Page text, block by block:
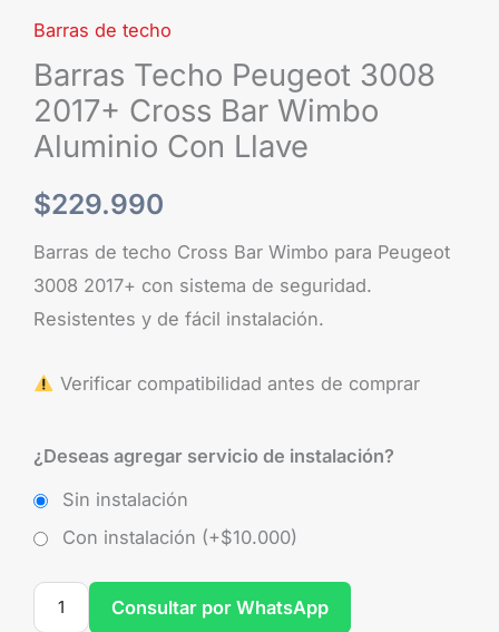
Barras de techo
Barras Techo Peugeot 3008
2017+ Cross Bar Wimbo
Aluminio Con Llave
$229.990
Barras de techo Cross Bar Wimbo para Peugeot
3008 2017+ con sistema de seguridad.
Resistentes y de fácil instalación.
Verificar compatibilidad antes de comprar
¿Deseas agregar servicio de instalación?
Sin instalación
Con instalación (+$10.000)
Consultar por WhatsApp